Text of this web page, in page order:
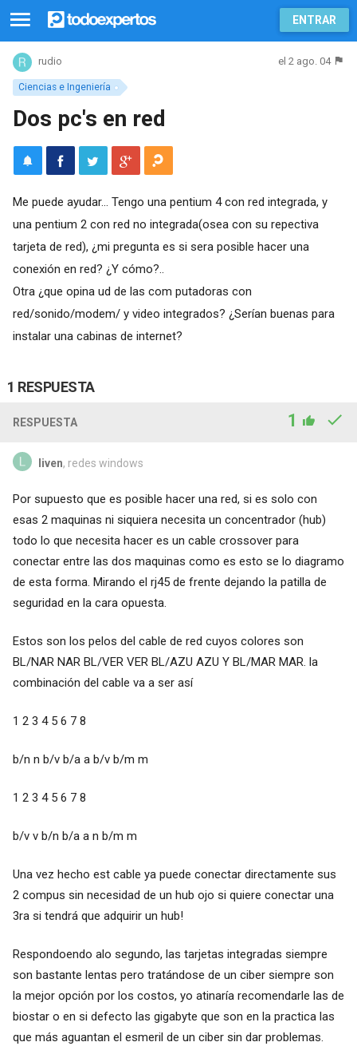
ENTRAR
Ciencias e Ingeniería
rudio el 2 ago. 04
Dos pc's en red
Me puede ayudar... Tengo una pentium 4 con red integrada, y
una pentium 2 con red no integrada(osea con su repectiva
tarjeta de red), ¿mi pregunta es si sera posible hacer una
conexión en red? ¿Y cómo?..
Otra ¿que opina ud de las com putadoras con
red/sonido/modem/ y video integrados? ¿Serían buenas para
instalar una cabinas de internet?
1 RESPUESTA
RESPUESTA 1
liven, redes windows
Por supuesto que es posible hacer una red, si es solo con
esas 2 maquinas ni siquiera necesita un concentrador (hub)
todo lo que necesita hacer es un cable crossover para
conectar entre las dos maquinas como es esto se lo diagramo
de esta forma. Mirando el rj45 de frente dejando la patilla de
seguridad en la cara opuesta.
Estos son los pelos del cable de red cuyos colores son
BL/NAR NAR BL/VER VER BL/AZU AZU Y BL/MAR MAR. la
combinación del cable va a ser así
1 2 3 4 5 6 7 8
b/n n b/v b/a a b/v b/m m
1 2 3 4 5 6 7 8
b/v v b/n b/a a n b/m m
Una vez hecho est cable ya puede conectar directamente sus
2 compus sin necesidad de un hub ojo si quiere conectar una
3ra si tendrá que adquirir un hub!
Respondoendo alo segundo, las tarjetas integradas siempre
son bastante lentas pero tratándose de un ciber siempre son
la mejor opción por los costos, yo atinaría recomendarle las de
biostar o en si defecto las gigabyte que son en la practica las
que más aguantan el esmeril de un ciber sin dar problemas.